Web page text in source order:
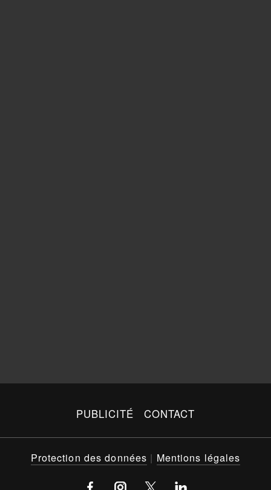
PUBLICITÉ CONTACT
Protection des données | Mentions légales